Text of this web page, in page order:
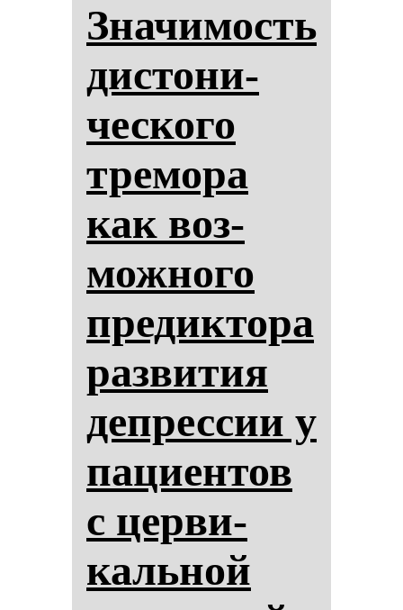
Зна­чи­мость
дис­то­ни­
чес­ко­го
тре­мо­ра
как воз­
мож­но­го
пре­дик­то­ра
раз­ви­тия
деп­рес­сии у
па­ци­ен­тов
с цер­ви­
каль­ной